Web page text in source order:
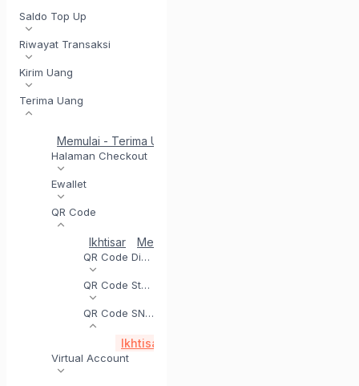
Saldo Top Up
Riwayat Transaksi
Kirim Uang
Terima Uang
Memulai - Terima Uang
Halaman Checkout
Ewallet
QR Code
Ikhtisar Mendaftar untuk QR Code
QR Code Dinamis
QR Code Statis
QR Code SNAP
Ikhtisar
Virtual Account